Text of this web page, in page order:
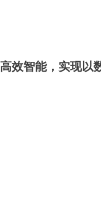
高效智能，实现以